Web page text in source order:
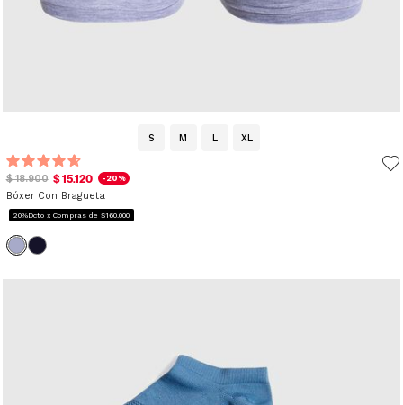
S M L XL
$ 18.900 $ 15.120 -20%
Bóxer Con Bragueta
20%Dcto x Compras de $160.000